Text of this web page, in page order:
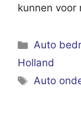
kunnen
Auto
Holland
Tags
Auto